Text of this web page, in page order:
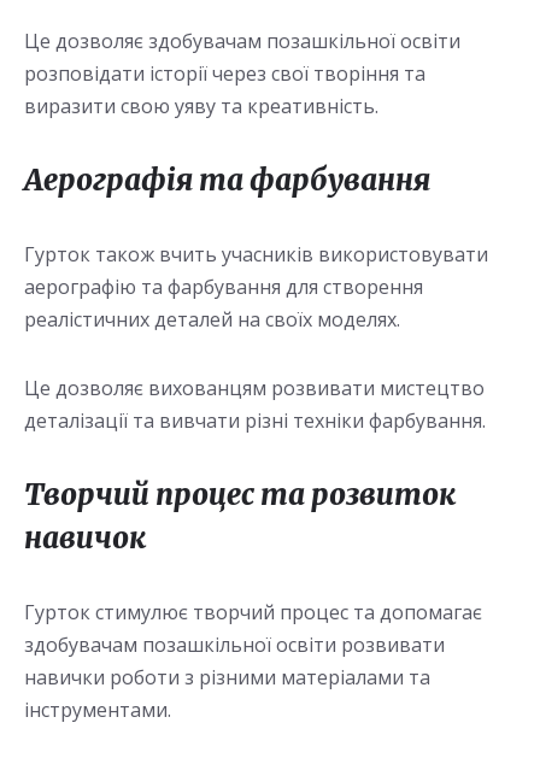
Це дозволяє здобувачам позашкільної освіти
розповідати історії через свої творіння та
виразити свою уяву та креативність.
Аерографія та фарбування
Гурток також вчить учасників використовувати
аерографію та фарбування для створення
реалістичних деталей на своїх моделях.
Це дозволяє вихованцям розвивати мистецтво
деталізації та вивчати різні техніки фарбування.
Творчий процес та розвиток
навичок
Гурток стимулює творчий процес та допомагає
здобувачам позашкільної освіти розвивати
навички роботи з різними матеріалами та
інструментами.